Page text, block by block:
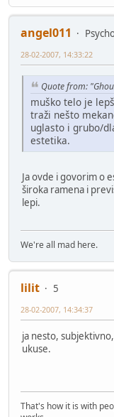
angel011
28-02-2007, 14:33:22
Quote from:
muško telo je
traži nešto
uglasto i grubo/
estetika.
Ja ovde i govorim o
široka ramena i
lepi.
We're all mad here.
lilit
5
28-02-2007, 14:34:37
ja nesto,
ukuse.
That's how it is with